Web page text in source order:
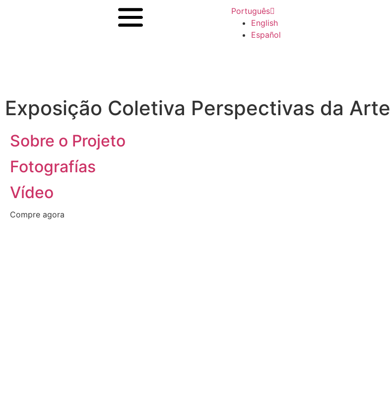
Português
English
Español
Exposição Coletiva Perspectivas da Arte
Sobre o Projeto
Fotografías
Vídeo
Compre agora